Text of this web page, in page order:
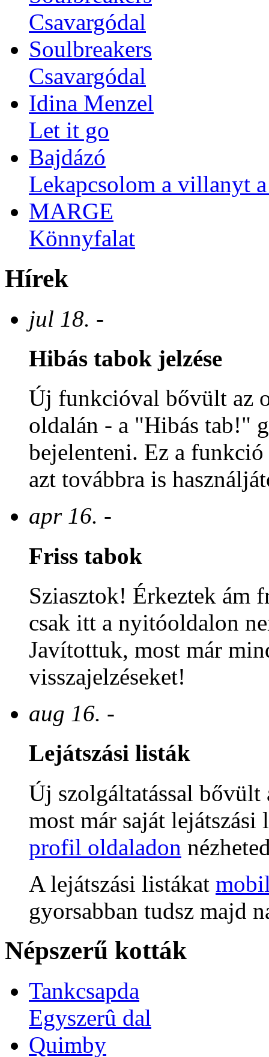
Csavargódal
Soulbreakers
Csavargódal
Idina Menzel
Let it go
Bajdázó
Lekapcsolom a villanyt
MARGE
Könnyfalat
Hírek
jul 18. -
Hibás tabok jelzése
Új funkcióval bővült az
oldalán - a "Hibás tab!"
bejelenteni. Ez a
azt továbbra is
apr 16. -
Friss tabok
Sziasztok! Érkeztek ám
csak itt a nyitóoldalon
Javítottuk, most már
visszajelzéseket!
aug 16. -
Lejátszási listák
Új szolgáltatással
most már saját
profil oldaladon
A lejátszási listákat
gyorsabban tudsz majd
Népszerű kották
Tankcsapda
Egyszerû dal
Quimby